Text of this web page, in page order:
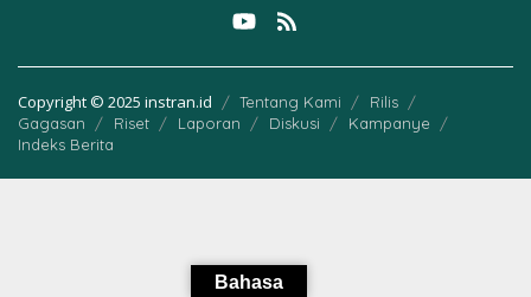
Copyright © 2025 instran.id Tentang Kami
Rilis
Gagasan
Riset Laporan Diskusi
Kampanye
Indeks Berita
Bahasa